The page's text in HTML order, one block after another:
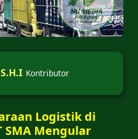
Kontributor
Logistik di
SMA Mengular